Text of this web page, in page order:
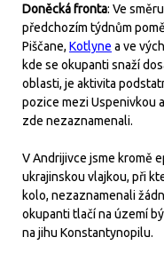
Doněcká fronta: Ve
předchozím týdnům
Piščane, Kotlyne a ve
kde se okupanti snaží
oblasti, je aktivita
pozice mezi Uspenivkou
zde nezaznamenali.
V Andrijivce jsme kromě
ukrajinskou vlajkou, při
kolo, nezaznamenali
okupanti tlačí na území
na jihu Konstantynopilu.